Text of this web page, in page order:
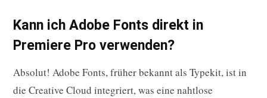
Kann ich Adobe Fonts direkt in
Premiere Pro verwenden?
Absolut! Adobe Fonts, früher bekannt als Typekit, ist in
die Creative Cloud integriert, was eine nahtlose